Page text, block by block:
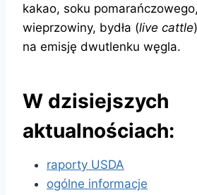
kakao, soku
wieprzowiny, bydła (live cattle
na emisję dwutlenku węgla.
W dzisiejszych
aktualnościach:
raporty USDA
ogólne informacje